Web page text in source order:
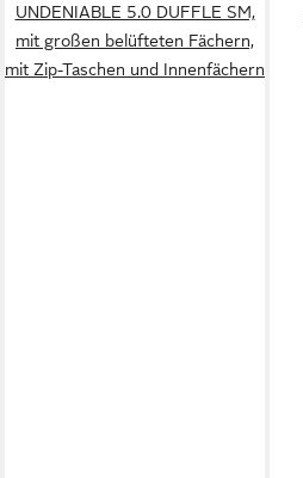
UNDENIABLE 5.0 DUFFLE SM,
mit großen belüfteten Fächern,
mit Zip-Taschen und Innenfächern